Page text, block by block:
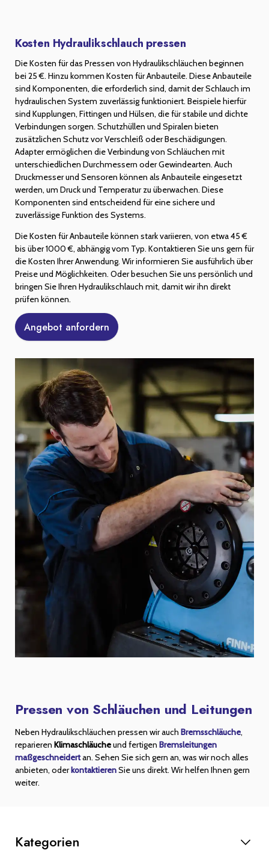
Kosten Hydraulikschlauch pressen
Die Kosten für das Pressen von Hydraulikschläuchen beginnen
bei 25 €. Hinzu kommen Kosten für Anbauteile. Diese Anbauteile
sind Komponenten, die erforderlich sind, damit der Schlauch im
hydraulischen System zuverlässig funktioniert. Beispiele hierfür
sind Kupplungen, Fittingen und Hülsen, die für stabile und dichte
Verbindungen sorgen. Schutzhüllen und Spiralen bieten
zusätzlichen Schutz vor Verschleiß oder Beschädigungen.
Adapter ermöglichen die Verbindung von Schläuchen mit
unterschiedlichen Durchmessern oder Gewindearten. Auch
Druckmesser und Sensoren können als Anbauteile eingesetzt
werden, um Druck und Temperatur zu überwachen. Diese
Komponenten sind entscheidend für eine sichere und
zuverlässige Funktion des Systems.
Die Kosten für Anbauteile können stark variieren, von etwa 45 €
bis über 1000 €, abhängig vom Typ. Kontaktieren Sie uns gern für
die Kosten Ihrer Anwendung. Wir informieren Sie ausführlich über
Preise und Möglichkeiten. Oder besuchen Sie uns persönlich und
bringen Sie Ihren Hydraulikschlauch mit, damit wir ihn direkt
prüfen können.
Angebot anfordern
Pressen von Schläuchen und Leitungen
Neben Hydraulikschläuchen pressen wir auch Bremsschläuche,
reparieren Klimaschläucheund fertigen Bremsleitungen
maßgeschneidertan. Sehen Sie sich gern an, was wir noch alles
anbieten, oderkontaktierenSie uns direkt. Wir helfen Ihnen gern
weiter.
Kategorien